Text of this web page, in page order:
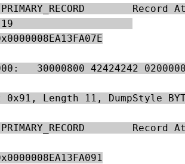
Record
Size = 19
30000800 42424242
Length 11, DumpStyle